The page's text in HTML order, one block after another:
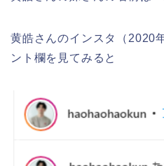
黄皓さんのインスタ（2020
ント欄を見てみると